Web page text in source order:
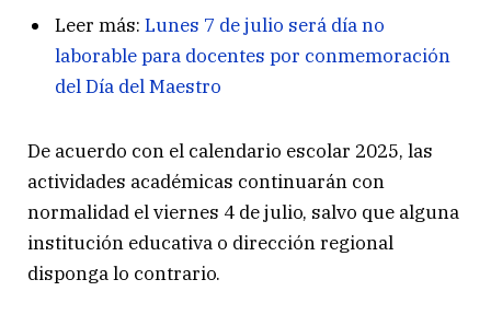
Leer más: Lunes 7 de julio será día no
laborable para docentes por conmemoración
del Día del Maestro
De acuerdo con el calendario escolar 2025, las
actividades académicas continuarán con
normalidad el viernes 4 de julio, salvo que alguna
institución educativa o dirección regional
disponga lo contrario.